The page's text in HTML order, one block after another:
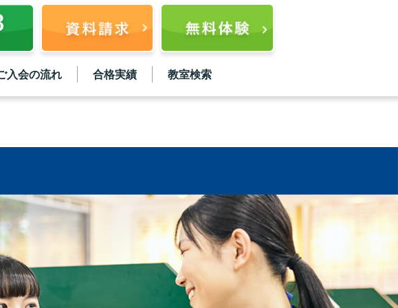
入会の流れ 合格実績 教室検索